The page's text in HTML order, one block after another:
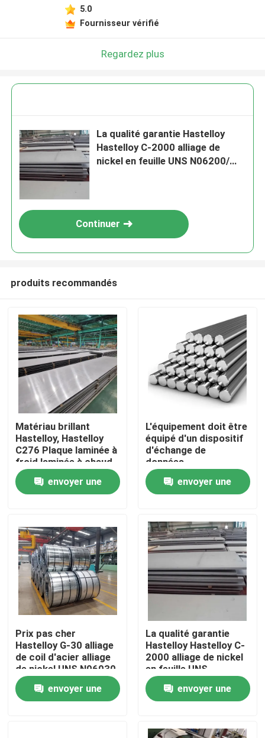
Aperçu
Produits
Vidéos
Visite d'usine
Contrôle de la qualité
nouvelles
Tous les cas
5.0
Fournisseur vérifié
Regardez plus
La qualité garantie Hastelloy
Hastelloy C-2000 alliage de
nickel en feuille UNS N06200/
Continuer
produits recommandés
Matériau brillant
Hastelloy, Hastelloy
C276 Plaque laminée à
froid laminée à chaud
0,5-20 mm Balance
envoyer une
L'équipement doit être
équipé d'un dispositif
d'échange de
données.
envoyer une
Prix pas cher
Hastelloy G-30 alliage
de coil d'acier alliage
de nickel UNS N06030
bande d'acier pour la
fabrication de
cellophane
envoyer une
La qualité garantie
Hastelloy Hastelloy C-
2000 alliage de nickel
en feuille UNS
N06200/ NS345
Plaque envoyer une